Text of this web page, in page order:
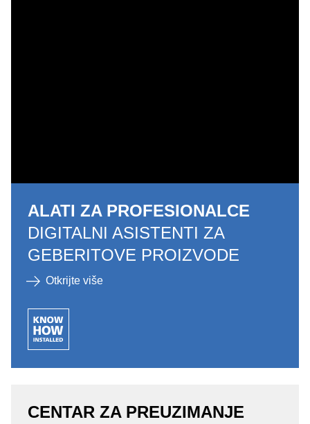
ALATI ZA PROFESIONALCE
DIGITALNI ASISTENTI ZA
GEBERITOVE PROIZVODE
Otkrijte više
CENTAR ZA PREUZIMANJE